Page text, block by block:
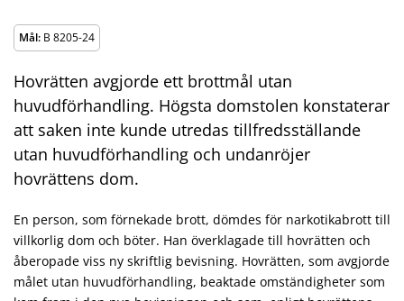
Mål: B 8205-24
Hovrätten avgjorde ett brottmål utan
huvudförhandling. Högsta domstolen konstaterar
att saken inte kunde utredas tillfredsställande
utan huvudförhandling och undanröjer
hovrättens dom.
En person, som förnekade brott, dömdes för narkotikabrott till
villkorlig dom och böter. Han överklagade till hovrätten och
åberopade viss ny skriftlig bevisning. Hovrätten, som avgjorde
målet utan huvudförhandling, beaktade omständigheter som